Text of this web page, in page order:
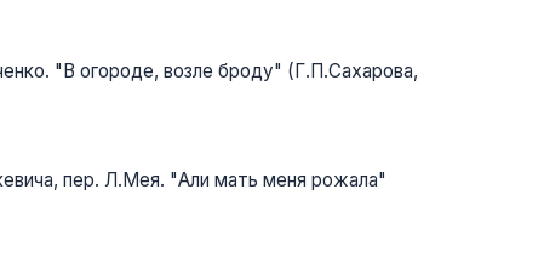
"В огороде, возле броду" (Г.П.Сахарова,
пер. Л.Мея. "Али мать меня рожала"